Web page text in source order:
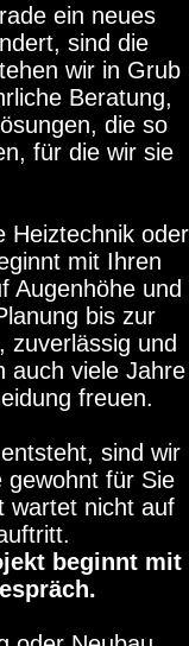
ein neues
sind die
wir in Grub
Beratung,
die so
für die wir sie
Heiztechnik oder
mit Ihren
Augenhöhe und
bis zur
zuverlässig und
auch viele Jahre
freuen.
sind wir
gewohnt für Sie
wartet nicht auf
beginnt mit